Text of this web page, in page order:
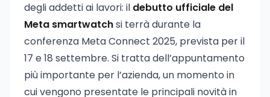
degli addetti ai lavori: il debutto ufficiale del
Meta smartwatchsi terrà durante la
conferenza Meta Connect 2025, prevista per il
17 e 18 settembre. Si tratta dell’appuntamento
più importante per l’azienda, un momento in
cui vengono presentate le principali novità in